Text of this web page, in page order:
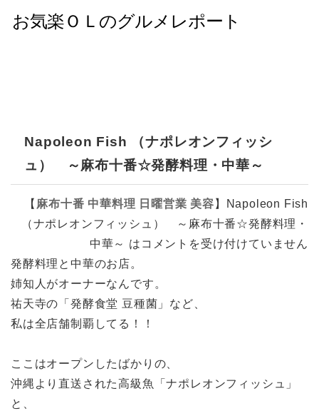
Napoleon Fish （ナポレオンフィッシ
ュ） ～麻布十番☆発酵料理・中華～
【 麻布十番 中華料理 日曜営業 美容 】
Napoleon Fish
（ナポレオンフィッシュ） ～麻布十番☆発酵料理・
中華～ は コメントを受け付けていません
発酵料理と中華のお店。
姉知人がオーナーなんです。
祐天寺の「発酵食堂 豆種菌」など、
私は全店舗制覇してる！！
ここはオープンしたばかりの、
沖縄より直送された高級魚「ナポレオンフィッシュ」
と、